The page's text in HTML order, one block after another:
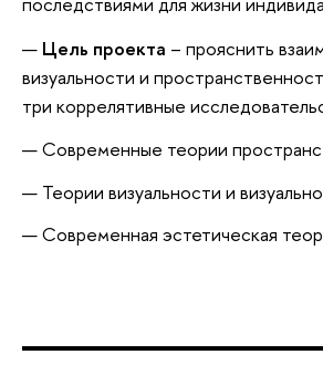
Цель проекта – прояснить
визуальности и
три коррелятивные
Современные теории
Теории визуальности и
Современная эстетическая